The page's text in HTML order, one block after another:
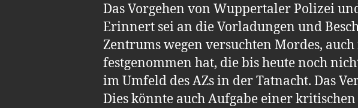
Das Vorgehen von Wuppertaler Polizei
Erinnert sei an die Vorladungen und
Zentrums wegen versuchten Mordes,
festgenommen hat, die bis heute noch
im Umfeld des AZs in der Tatnacht. Das
Dies könnte auch Aufgabe einer